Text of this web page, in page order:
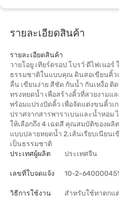
รายละเอียดสินค้า
รายละเอียดสินค้า
วายโอยู เทียร์ดรอป โบรว์ ดีไฟเนอ
ธรรมชาติในแบบคุณ ดินสอเขียนคิ้ว
ลื่น เขียนง่าย สีชัด กันน้ำ กันเหงื่อ
ทรงหยดน้ำ เพื่อสร้างคิ้วที่สวยงามแ
พร้อมแปรงปัดคิ้ว เพื่อจัดแต่งขนคิ้วเ
ปราศจากสารพาราเบนและน้ำหอม
ให้เลือกถึง 4 เฉดสี คุณสมบัติของผ
แบบปลายหยดน้ำ 2.เส้นเรียบเนียน
เป็นธรรมชาติ
ประเทศผู้ผลิต
ประเทศจีน
เลขที่ใบจดแจ้ง 10-2-
วิธีการใช้งาน สำหรับใช้ทาตกแ